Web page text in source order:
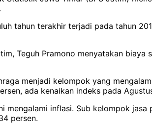
tahun terakhir terjadi pada tahun
Teguh Pramono menyatakan
menjadi kelompok yang
ada kenaikan indeks pada
mengalami inflasi. Sub kelompok
persen.